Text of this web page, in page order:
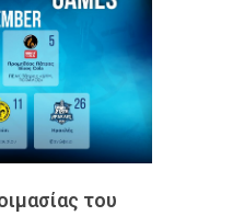
του